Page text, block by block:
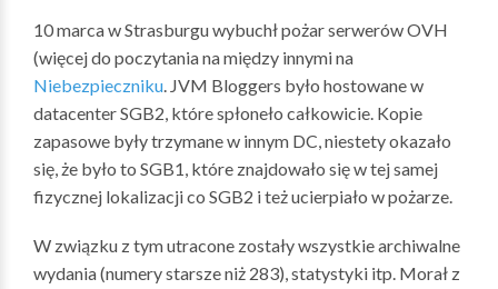
10 marca w Strasburgu wybuchł pożar serwerów OVH
(więcej do poczytania na między innymi na
Niebezpieczniku. JVM Bloggers było hostowane w
datacenter SGB2, które spłoneło całkowicie. Kopie
zapasowe były trzymane w innym DC, niestety okazało
się, że było to SGB1, które znajdowało się w tej samej
fizycznej lokalizacji co SGB2 i też ucierpiało w pożarze.
W związku z tym utracone zostały wszystkie archiwalne
wydania (numery starsze niż 283), statystyki itp. Morał z